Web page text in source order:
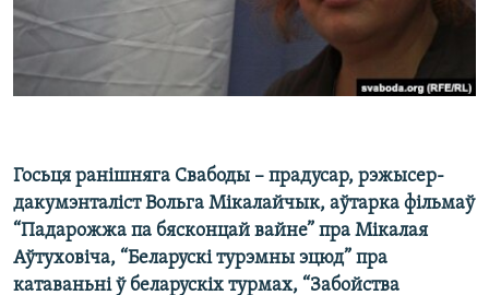
Госьця ранішняга Свабоды – прадусар, рэжысер-
дакумэнталіст Вольга Мікалайчык, аўтарка фільмаў
“Падарожжа па бясконцай вайне” пра Мікалая
Аўтуховіча, “Беларускі турэмны эцюд” пра
катаваньні ў беларускіх турмах, “Забойства